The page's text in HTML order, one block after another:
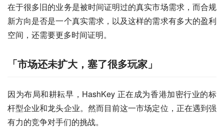
在于很多旧的业务是被时间证明过的真实市场需求，而合规
新方向是否是一个真实需求，以及这样的需求有多大的盈利
空间，还需要更多时间证明。
「市场还未扩大，塞了很多玩家」
因为布局和耕耘早，HashKey 正在成为香港加密行业的标
杆型企业和龙头企业。然而目前这一市场定位，正在遇到强
有力的竞争对手们的挑战。